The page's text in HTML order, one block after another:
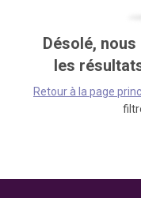
Désolé,
les
Retour à la page